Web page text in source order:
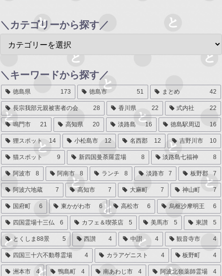
＼カテゴリーから探す／
＼キーワードから探す／
徳島県 173 徳島市 51 まとめ 42
長宗我部元親被害者の会 28 香川県 22 式内社 22
鳴門市 21 高知県 20 淡路島 16 徳島駅周辺 16
狸スポット 14 小松島市 12 名西郡 12 吉野川市 10
猫スポット 9 新四国曼荼羅霊場 8 淡路島七福神 8
阿波市 8 阿南市 8 ランチ 8 淡路市 7 板野郡 7
阿波六地蔵 7 高知市 7 大麻町 7 神山町 7
国府町 6 東かがわ市 6 高松市 6 烏枢沙摩明王 6
四国霊場十三仏 6 カフェ＆喫茶店 5 美馬市 5 東讃 5
とくしま88景 5 西讃 4 中讃 4 観音寺市 4
四国三十六不動尊霊場 4 カラアゲニスト 4 板野町 4
洲本市 4 鴨島町 4 南あわじ市 4 阿波北嶺薬師霊場 4